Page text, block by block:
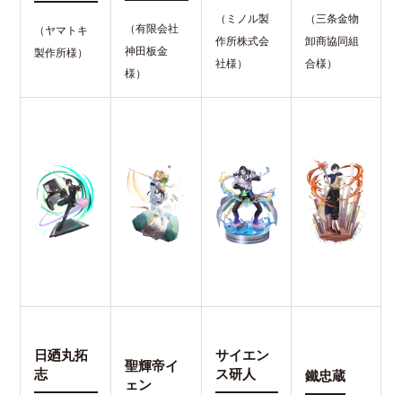
（ヤマトキ
製作所様）
（有限会社
神田板金
様）
（ミノル製
作所株式会
社様）
（三条金物
卸商協同組
合様）
日廼丸拓
志
聖輝帝イ
ェン
サイエン
ス研人
鐵忠蔵